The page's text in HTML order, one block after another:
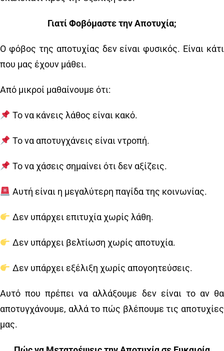
Γιατί Φοβόμαστε την Αποτυχία;
Ο φόβος της αποτυχίας δεν είναι φυσικός. Είναι κάτι
που μας έχουν μάθει.
Από μικροί μαθαίνουμε ότι:
Το να κάνεις λάθος είναι κακό.
Το να αποτυγχάνεις είναι ντροπή.
Το να χάσεις σημαίνει ότι δεν αξίζεις.
Αυτή είναι η μεγαλύτερη παγίδα της κοινωνίας.
Δεν υπάρχει επιτυχία χωρίς λάθη.
Δεν υπάρχει βελτίωση χωρίς αποτυχία.
Δεν υπάρχει εξέλιξη χωρίς απογοητεύσεις.
Αυτό που πρέπει να αλλάξουμε δεν είναι το αν θα
αποτυγχάνουμε, αλλά το πώς βλέπουμε τις αποτυχίες
μας.